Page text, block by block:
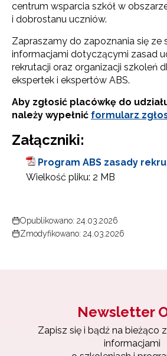
centrum wsparcia szkół w
i dobrostanu uczniów.
Zapraszamy do zapoznania się ze
informacjami dotyczącymi zasad
rekrutacji oraz organizacji szkoleń
ekspertek i ekspertów ABS.
Aby zgłosić placówkę do
należy wypełnić formularz
Załączniki:
Program ABS zasady
Wielkość pliku: 2 MB
Opublikowano: 24.03.2026
Zmodyfikowano: 24.03.2026
Newsletter
Zapisz się i bądź na bieżąco
informacjami